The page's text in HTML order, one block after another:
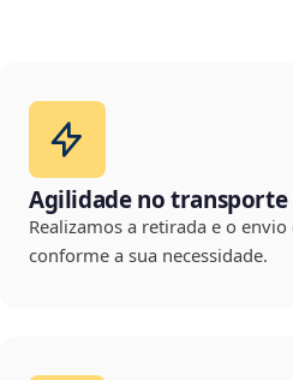
Agilidade no transporte
Realizamos a retirada e o
conforme a sua necessidade.